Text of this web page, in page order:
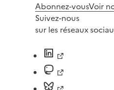
Abonnez-vousVoir
Suivez-nous
sur les réseaux